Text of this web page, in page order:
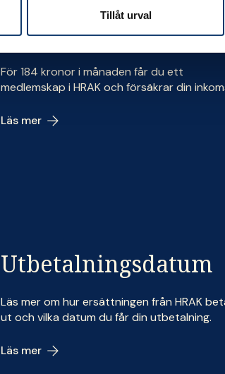
Tillåt urval
Medlemsavgiften
För 184 kronor i månaden får du ett
medlemskap i HRAK och försäkrar din
Läs mer
Utbetalningsdatum
Läs mer om hur ersättningen från HRAK
ut och vilka datum du får din utbetalning.
Läs mer